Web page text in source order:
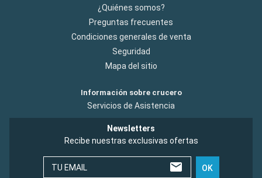
¿Quiénes somos?
Preguntas frecuentes
Condiciones generales de venta
Seguridad
Mapa del sitio
Información sobre crucero
Servicios de Asistencia
Newsletters
Recibe nuestras exclusivas ofertas
TU EMAIL OK